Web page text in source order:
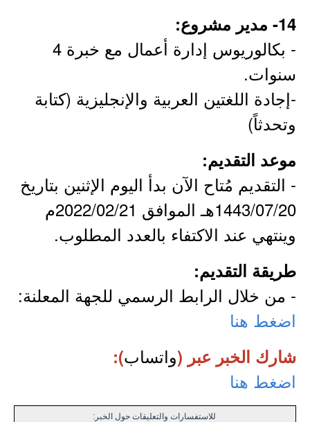
14- مدير مشروع:
- بكالوريوس إدارة أعمال مع خبرة 4
سنوات.
-إجادة اللغتين العربية والإنجليزية (كتابة
وتحدثاً)
موعد التقديم:
- التقديم مُتاح الآن بدأ اليوم الإثنين بتاريخ
1443/07/20هـ الموافق 2022/02/21م
وينتهي عند الاكتفاء بالعدد المطلوب.
طريقة التقديم:
- من خلال الرابط الرسمي للجهة المعلنة:
اضغط هنا
شارك الخبر عبر (واتساب):
اضغط هنا
للاستفسارات والتعليقات حول الخبر: